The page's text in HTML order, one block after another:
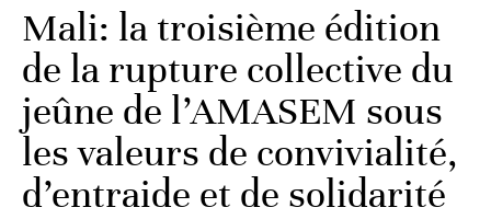
Mali: la troisième édition
de la rupture collective du
jeûne de l’AMASEM sous
les valeurs de convivialité,
d’entraide et de solidarité